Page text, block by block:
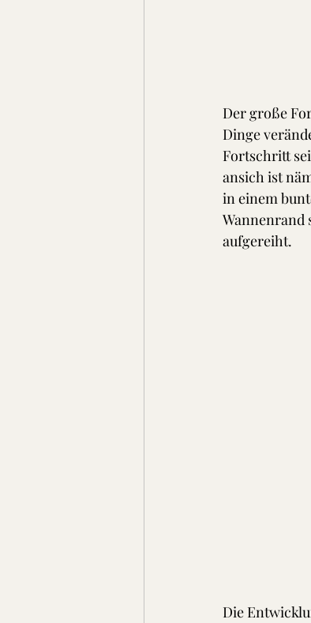
Der große
Dinge
Fortschritt
ansich ist
in einem
Wannenrand
aufgereiht.
Die